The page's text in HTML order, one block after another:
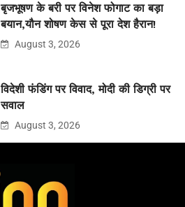
बृजभूषण के बरी पर विनेश फोगाट का बड़ा
बयान,यौन शोषण केस से पूरा देश हैरान!
August 3, 2026
विदेशी फंडिंग पर विवाद, मोदी की डिग्री पर
सवाल
August 3, 2026